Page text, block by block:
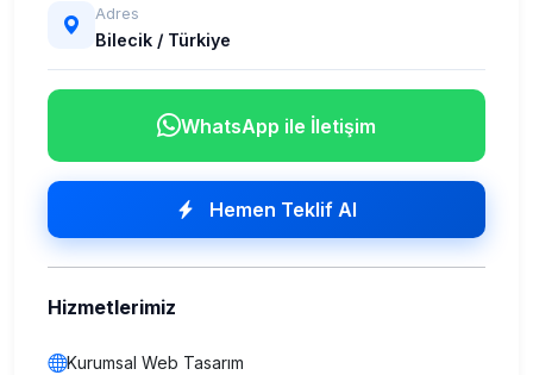
Adres
Bilecik / Türkiye
WhatsApp ile İletişim
Hemen Teklif Al
Hizmetlerimiz
Kurumsal Web Tasarım